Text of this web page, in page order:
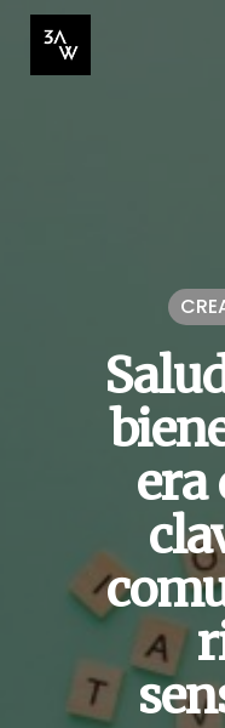
Skip
main
era